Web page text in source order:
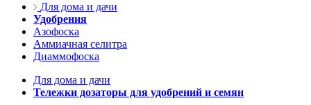
Для дома и дачи
Удобрения
Азофоска
Аммиачная селитра
Диаммофоска
Для дома и дачи
Тележки дозаторы для удобрений и семян